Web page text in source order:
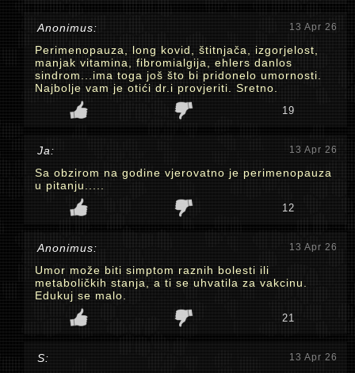
Anonimus: 13 Apr 26
Perimenopauza, long kovid, štitnjača, izgorjelost,
manjak vitamina, fibromialgija, ehlers danlos
sindrom...ima toga još što bi pridonelo umornosti.
Najbolje vam je otići dr.i provjeriti. Sretno.
19
Ja: 13 Apr 26
Sa obzirom na godine vjerovatno je perimenopauza
u pitanju.....
12
Anonimus: 13 Apr 26
Umor može biti simptom raznih bolesti ili
metaboličkih stanja, a ti se uhvatila za vakcinu.
Edukuj se malo.
21
S: 13 Apr 26